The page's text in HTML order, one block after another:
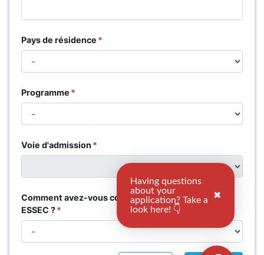
Pays de résidence
Programme
Voie d'admission
Comment avez-vous connu Association Groupe
ESSEC ?
Having questions
about your
application? Take a
look here! 👇
✖